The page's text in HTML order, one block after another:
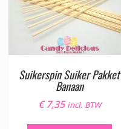
Suikerspin Suiker Pakket
Banaan
€7,35 incl. BTW